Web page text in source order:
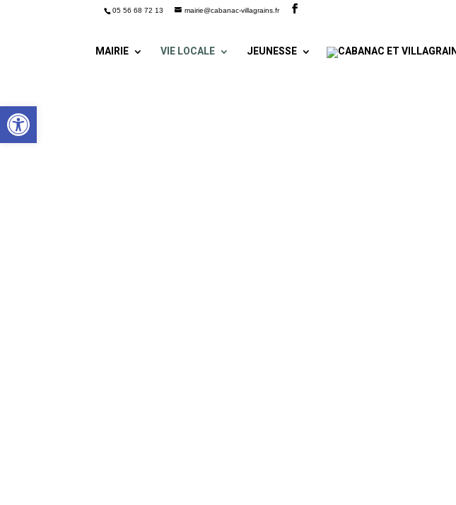
Ouvrir la barre d’outils
05 56 68 72 13 mairie@cabanac-villagrains.fr
MAIRIE VIE LOCALE JEUNESSE